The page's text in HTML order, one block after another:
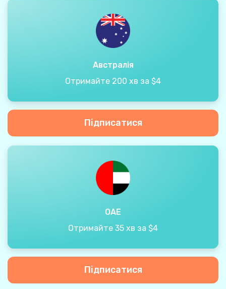
Австралія
Отримайте 200 хв за $4
Підписатися
ОАЕ
Отримайте 35 хв за $4
Підписатися